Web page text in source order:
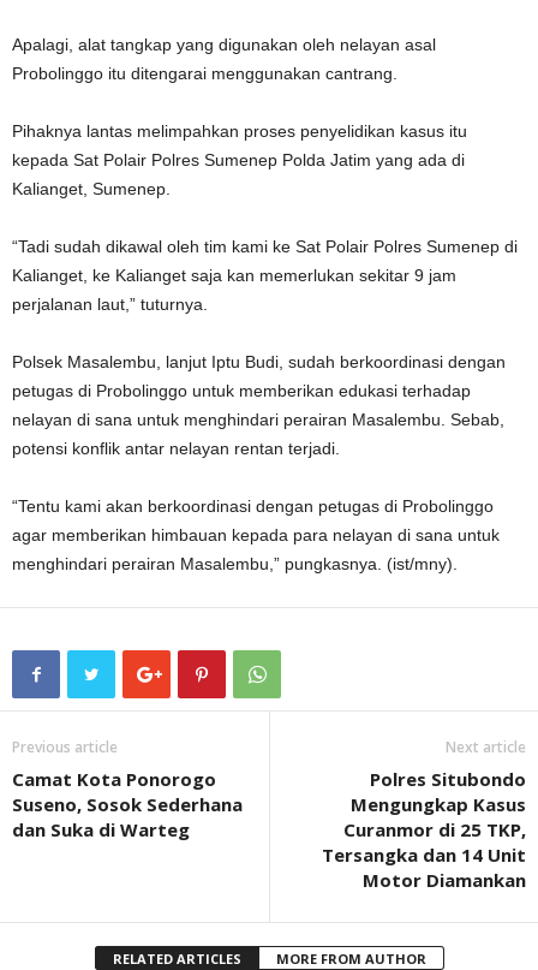
Apalagi, alat tangkap yang digunakan oleh nelayan asal
Probolinggo itu ditengarai menggunakan cantrang.
Pihaknya lantas melimpahkan proses penyelidikan kasus itu
kepada Sat Polair Polres Sumenep Polda Jatim yang ada di
Kalianget, Sumenep.
“Tadi sudah dikawal oleh tim kami ke Sat Polair Polres Sumenep di
Kalianget, ke Kalianget saja kan memerlukan sekitar 9 jam
perjalanan laut,” tuturnya.
Polsek Masalembu, lanjut Iptu Budi, sudah berkoordinasi dengan
petugas di Probolinggo untuk memberikan edukasi terhadap
nelayan di sana untuk menghindari perairan Masalembu. Sebab,
potensi konflik antar nelayan rentan terjadi.
“Tentu kami akan berkoordinasi dengan petugas di Probolinggo
agar memberikan himbauan kepada para nelayan di sana untuk
menghindari perairan Masalembu,” pungkasnya. (ist/mny).
Previous article
Camat Kota Ponorogo
Suseno, Sosok Sederhana
dan Suka di Warteg
Next article
Polres Situbondo
Mengungkap Kasus
Curanmor di 25 TKP,
Tersangka dan 14 Unit
Motor Diamankan
RELATED ARTICLES MORE FROM AUTHOR